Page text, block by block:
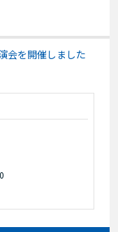
会を開催しました